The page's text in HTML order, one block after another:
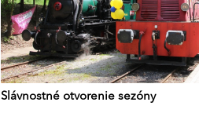
Slávnostné otvorenie sezóny